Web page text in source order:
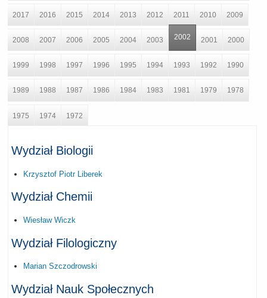
2017 2016 2015 2014 2013 2012 2011 2010 2009
2008 2007 2006 2005 2004 2003 2002 2001 2000
1999 1998 1997 1996 1995 1994 1993 1992 1990
1989 1988 1987 1986 1984 1983 1981 1979 1978
1975 1974 1972
Wydział Biologii
Krzysztof Piotr Liberek
Wydział Chemii
Wiesław Wiczk
Wydział Filologiczny
Marian Szczodrowski
Wydział Nauk Społecznych